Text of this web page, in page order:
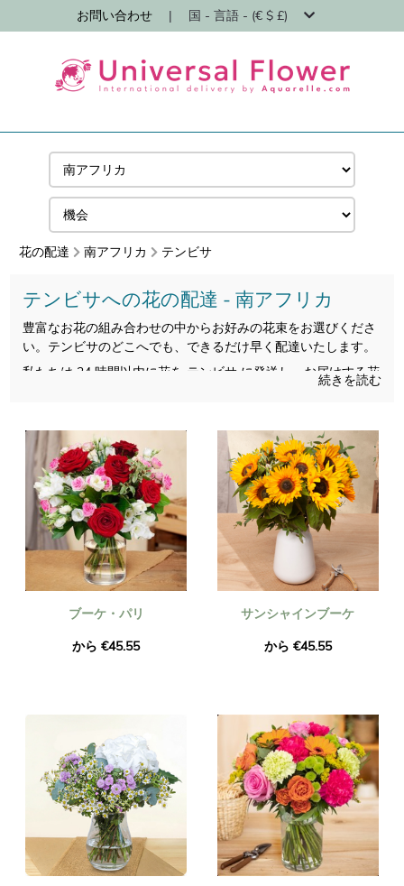
お問い合わせ | 国 - 言語 - (€ $ £)
花の配達 南アフリカ テンビサ
テンビサへの花の配達 - 南アフリカ
豊富なお花の組み合わせの中からお好みの花束をお選びくださ
い。テンビサのどこへでも、できるだけ早く配達いたします。
私たちは 24 時間以内に花を テンビサ に発送し、お届けする花
が新鮮で季節のものであることを保証します。ご注文いただい
確認ください。同一であることを確認するため、必ず写真を撮
ってメールでお送りいたします。
続きを読む
ブーケ・パリ
から €45.55
サンシャインブーケ
から €45.55